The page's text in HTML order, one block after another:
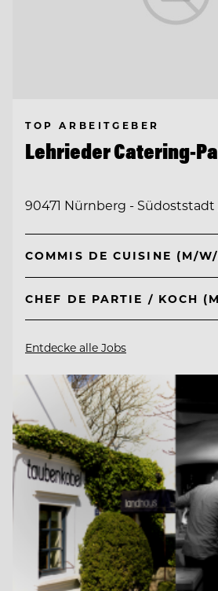
TOP ARBEITGEBER
Lehrieder Catering-
90471 Nürnberg -
COMMIS DE CUISINE (M/
CHEF DE PARTIE / KOCH
Entdecke alle Jobs